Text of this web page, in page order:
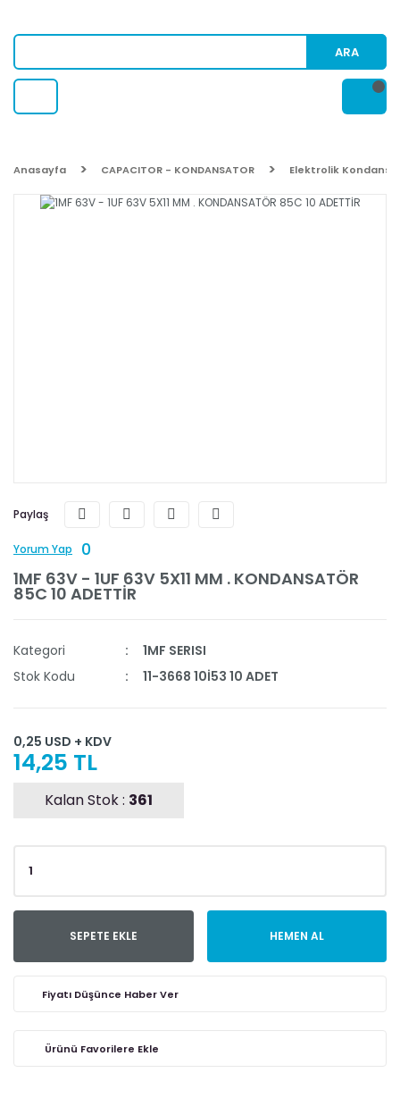
ARA
Anasayfa CAPACITOR - KONDANSATOR Elektrolik
Paylaş
Yorum Yap
0
1MF 63V - 1UF 63V 5X11 MM . KONDANSATÖR
85C 10 ADETTİR
Kategori
1MF SERISI
Stok Kodu
11-3668 10İ53 10 ADET
0,25 USD + KDV
14,25 TL
Kalan Stok : 361
SEPETE EKLE HEMEN AL
Fiyatı Düşünce Haber Ver